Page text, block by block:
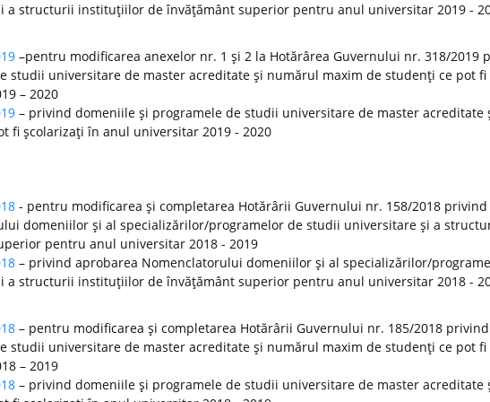
a structurii instituţiilor de învăţământ superior pentru anul universitar 2019 -
–pentru modificarea anexelor nr. 1 şi 2 la Hotărârea Guvernului nr. 318/2019
studii universitare de master acreditate şi numărul maxim de studenţi ce pot
– 2020
– privind domeniile şi programele de studii universitare de master acreditate
fi şcolarizaţi în anul universitar 2019 - 2020
- pentru modificarea şi completarea Hotărârii Guvernului nr. 158/2018
domeniilor şi al specializărilor/programelor de studii universitare şi a
pentru anul universitar 2018 - 2019
– privind aprobarea Nomenclatorului domeniilor şi al specializărilor/
a structurii instituţiilor de învăţământ superior pentru anul universitar 2018 -
– pentru modificarea şi completarea Hotărârii Guvernului nr. 185/2018
studii universitare de master acreditate şi numărul maxim de studenţi ce pot
– 2019
– privind domeniile şi programele de studii universitare de master acreditate